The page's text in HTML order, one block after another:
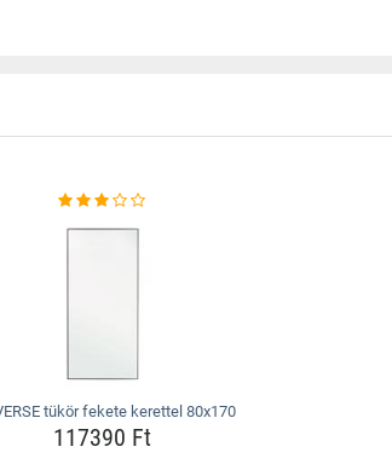
tükör fekete kerettel 80x170
117390 Ft